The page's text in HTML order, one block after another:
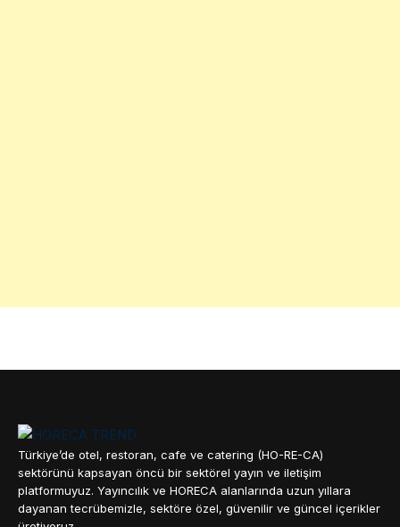
Türkiye’de otel, restoran, cafe ve catering (HO-RE-CA)
sektörünü kapsayan öncü bir sektörel yayın ve iletişim
platformuyuz. Yayıncılık ve HORECA alanlarında uzun yıllara
dayanan tecrübemizle, sektöre özel, güvenilir ve güncel içerikler